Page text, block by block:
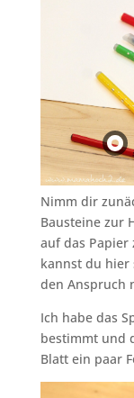
Nimm dir
Bausteine zur
auf das Papier
kannst du hier
den Anspruch
Ich habe das
bestimmt und
Blatt ein paar